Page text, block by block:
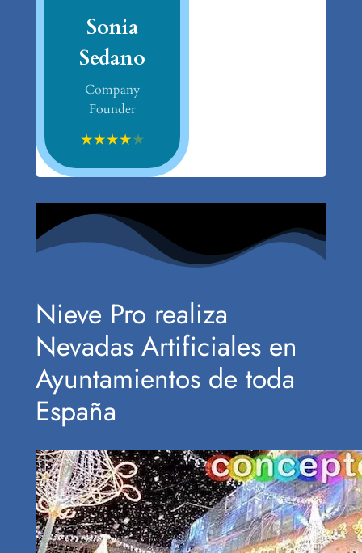
Sonia
Sedano
Company
Founder
★★★★★
Nieve Pro realiza
Nevadas Artificiales en
Ayuntamientos de toda
España